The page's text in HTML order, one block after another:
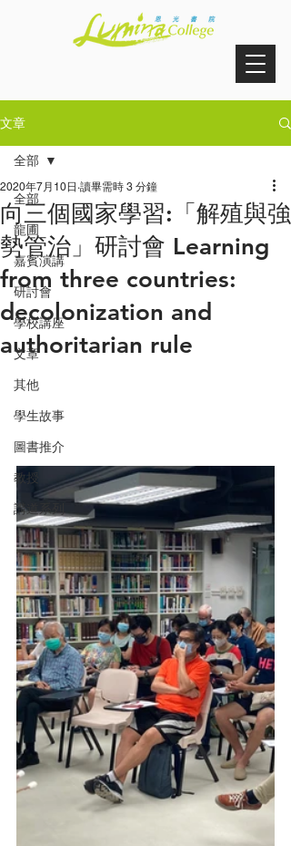
文章
全部
龍圃
嘉賓演講
研討會
學校講座
文章
其他
學生故事
圖書推介
教授
講道系列
全部
向三個國家學習:「解殖與強
勢管治」研討會 Learning
from three countries:
decolonization and
authoritarian rule
2020年7月10日 讀畢需時 3 分鐘